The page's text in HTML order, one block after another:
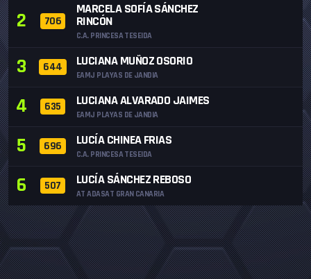
2 706
MARCELA SOFÍA SÁNCHEZ
RINCÓN
C.A. PRINCESA TESEIDA
3 644 LUCIANA MUÑOZ OSORIO
EAMJ PLAYAS DE JANDIA
4 635 LUCIANA ALVARADO JAIMES
EAMJ PLAYAS DE JANDIA
5 696 LUCÍA CHINEA FRIAS
C.A. PRINCESA TESEIDA
6 507 LUCÍA SÁNCHEZ REBOSO
AT ADASAT GRAN CANARIA